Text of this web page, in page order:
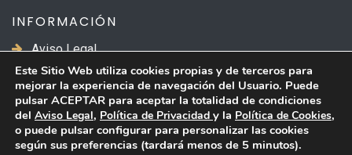
INFORMACIÓN
Aviso Legal
Política de Privacidad
Política de Cookies
Este Sitio Web utiliza cookies propias y de terceros para
mejorar la experiencia de navegación del Usuario. Puede
pulsar ACEPTAR para aceptar la totalidad de condiciones
del Aviso Legal, Política de Privacidad y la Política de Cookies,
o puede pulsar configurar para personalizar las cookies
según sus preferencias (tardará menos de 5 minutos).